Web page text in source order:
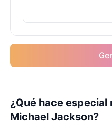
Male
Emilia
Female
Eminem
Male
¿Qué hace
Michael Jackson?